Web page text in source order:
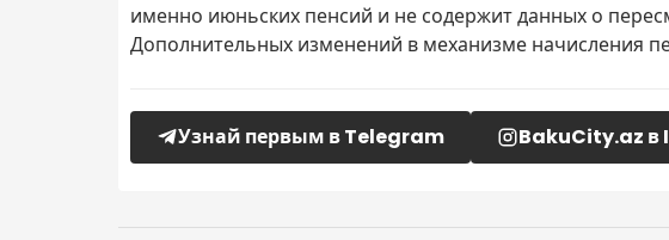
именно июньских пенсий и не содержит данных о
Дополнительных изменений в механизме начисления
Узнай первым в Telegram BakuCity.az